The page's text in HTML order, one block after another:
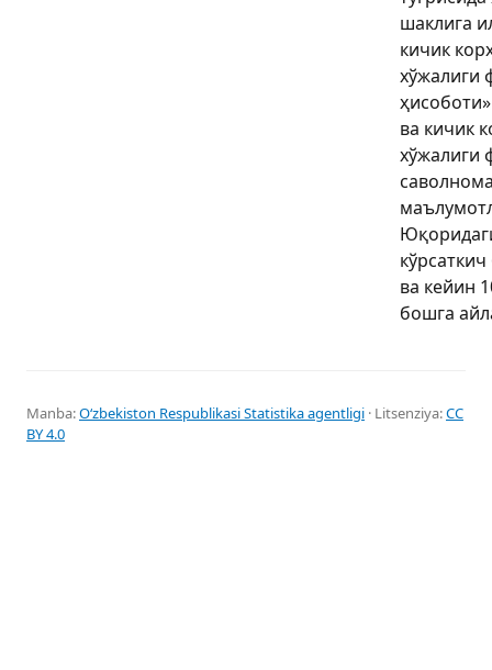
шаклига
кичик
хўжалиги
ва кичик
хўжалиги
ва кейин
бошга
Manba:Oʻzbekiston Respublikasi Statistika agentligi · Litsenziya:CC
BY 4.0